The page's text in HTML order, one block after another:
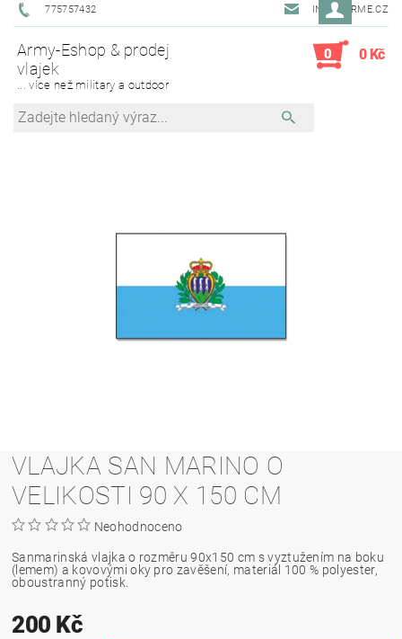
775757432 INFO@ARME.CZ
Army-Eshop & prodej
vlajek
... více než military a outdoor
0 0 Kč
VLAJKA SAN MARINO O
VELIKOSTI 90 X 150 CM
Neohodnoceno
Sanmarinská vlajka o rozměru 90x150 cm s vyztužením na boku
(lemem) a kovovými oky pro zavěšení, materiál 100 % polyester,
oboustranný potisk.
200 Kč